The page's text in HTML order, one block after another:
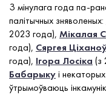
З мінулага года па-
палітычных зняволеных:
2023 года), Мікалая
года), Сяргея
года), Ігора Лосіка (з
Бабарыкуі
ўтрымоўваюць